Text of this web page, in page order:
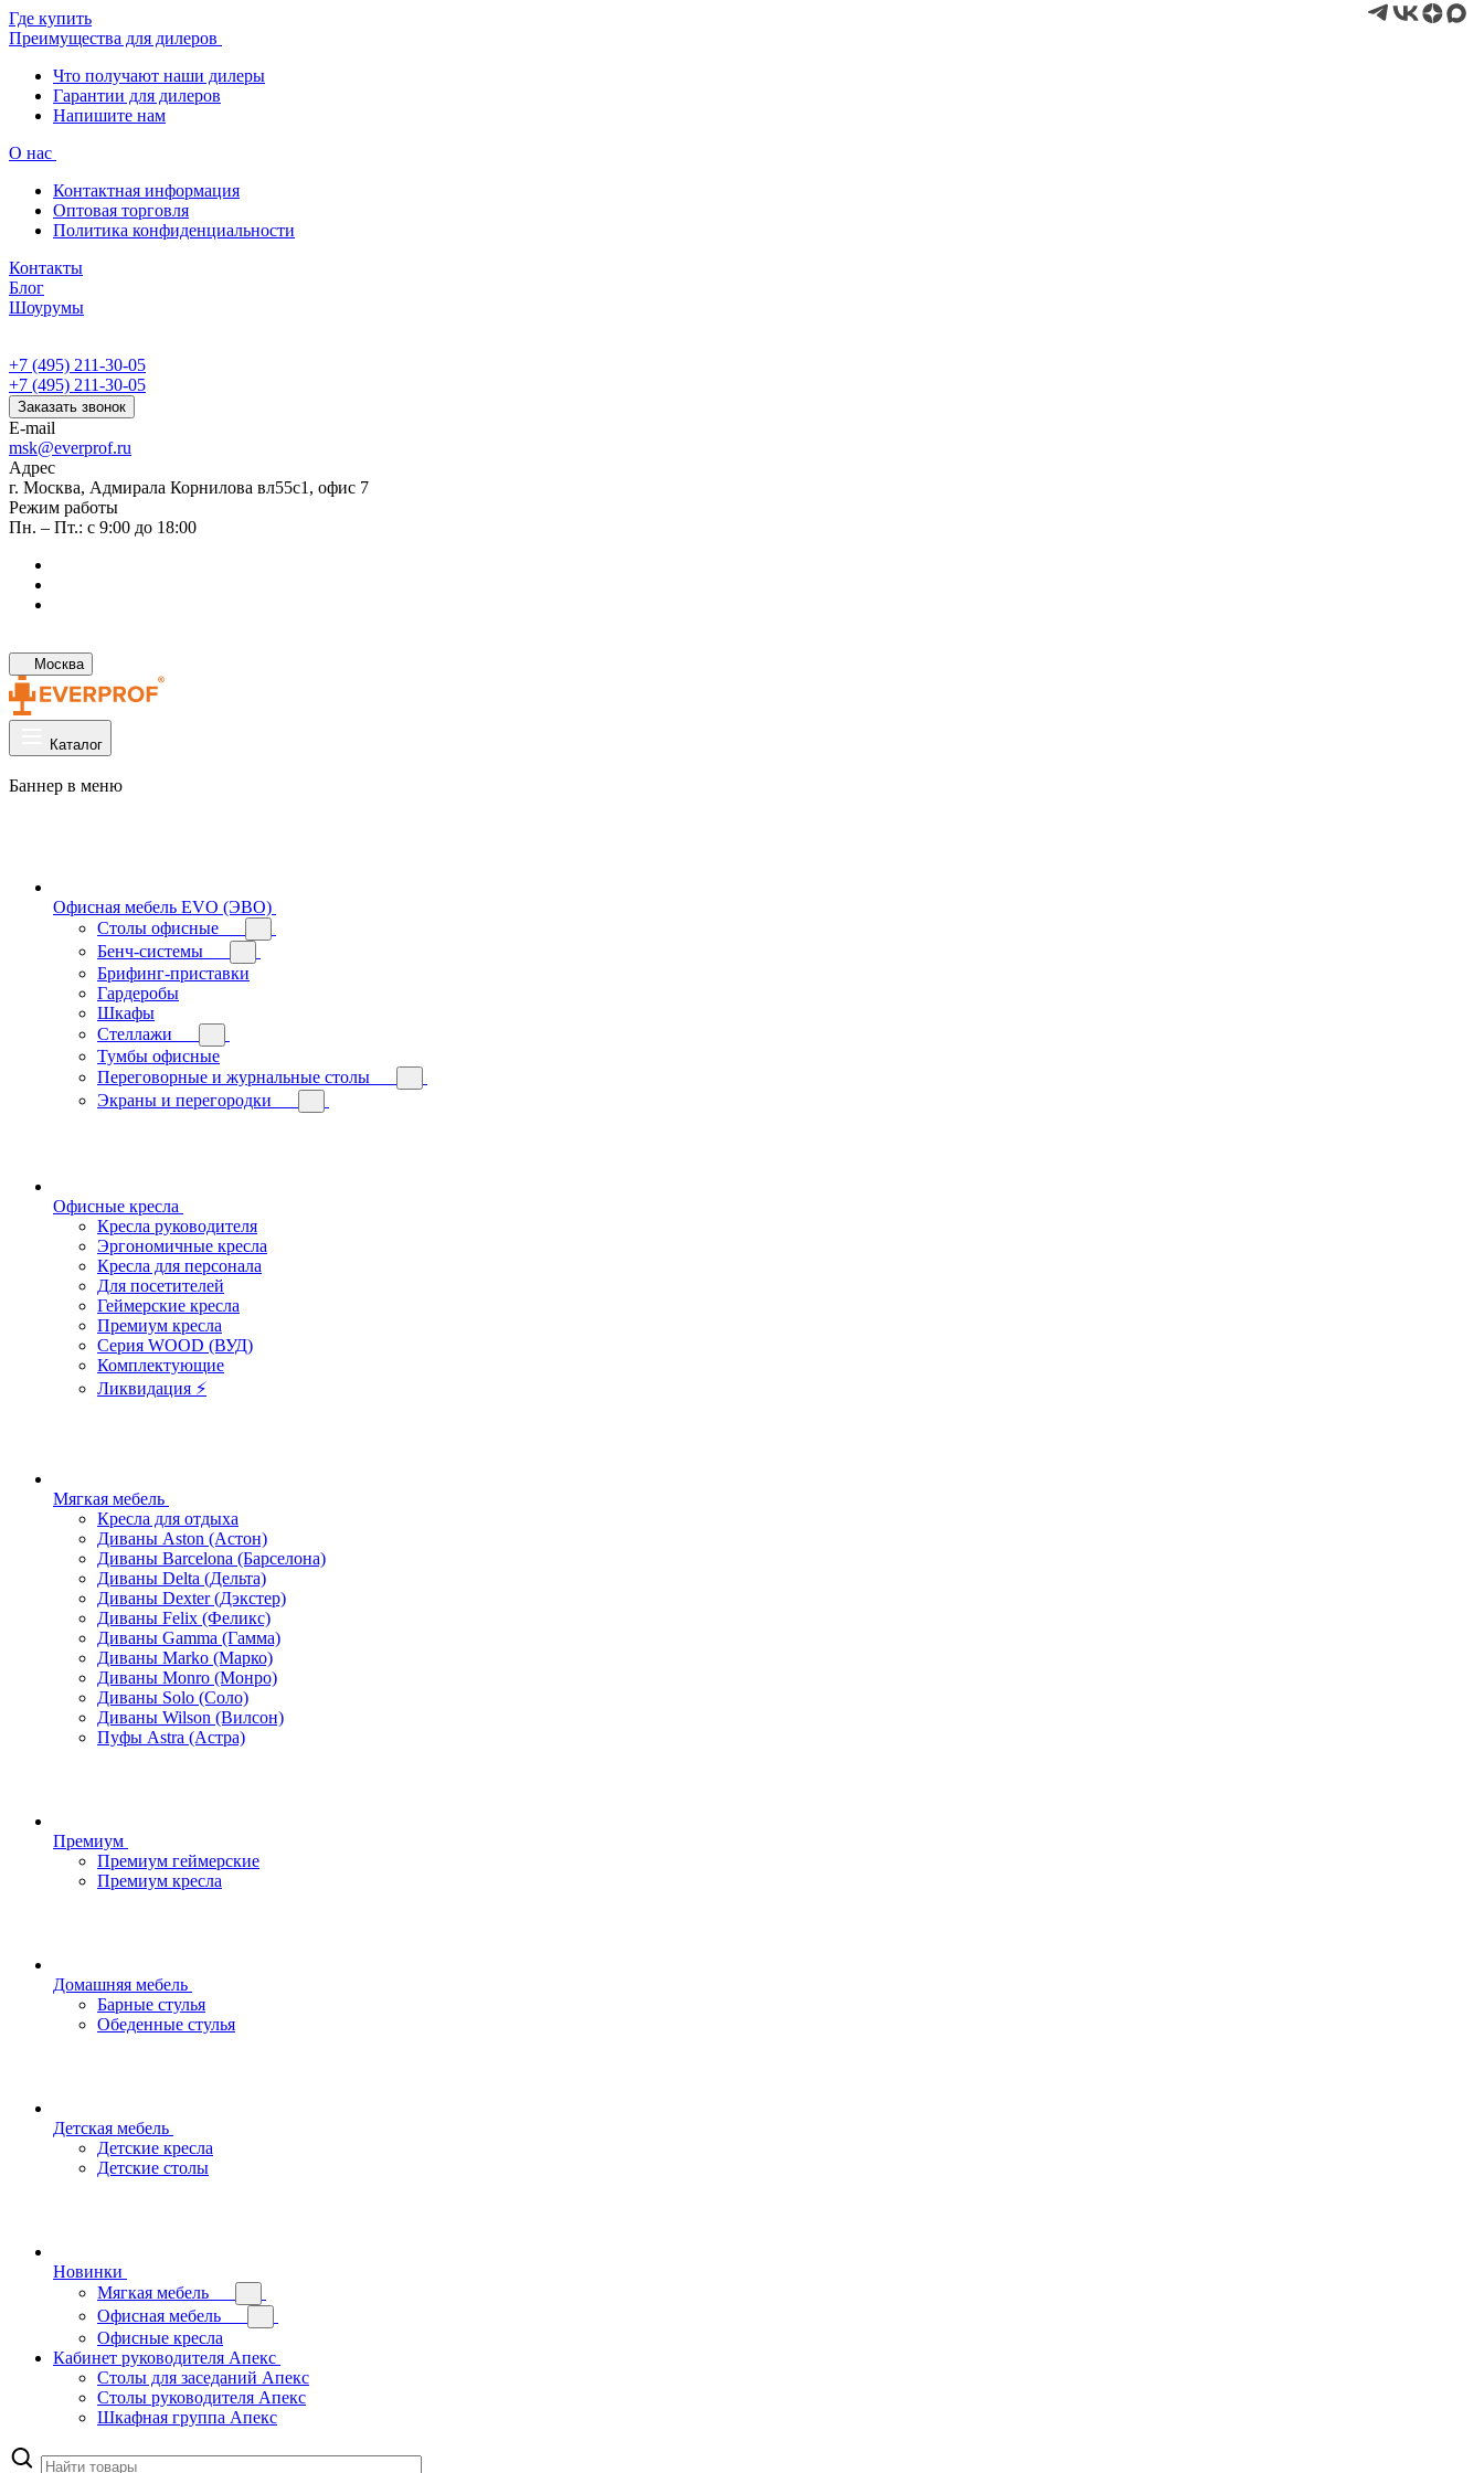
Где купить
Преимущества для дилеров
Что получают наши дилеры
Гарантии для дилеров
Напишите нам
О нас
Контактная информация
Оптовая торговля
Политика конфиденциальности
Контакты
Блог
Шоурумы
+7 (495) 211-30-05
+7 (495) 211-30-05
Заказать звонок
E-mail
msk@everprof.ru
Адрес
г. Москва, Адмирала Корнилова вл55с1, офис 7
Режим работы
Пн. – Пт.: с 9:00 до 18:00
Москва
Каталог
Баннер в меню
Офисная мебель EVO (ЭВО)
Cтолы офисные
Бенч-системы
Брифинг-приставки
Гардеробы
Шкафы
Стеллажи
Тумбы офисные
Переговорные и журнальные столы
Экраны и перегородки
Офисные кресла
Кресла руководителя
Эргономичные кресла
Кресла для персонала
Для посетителей
Геймерские кресла
Премиум кресла
Серия WOOD (ВУД)
Комплектующие
Ликвидация ⚡
Мягкая мебель
Кресла для отдыха
Диваны Aston (Астон)
Диваны Barcelona (Барселона)
Диваны Delta (Дельта)
Диваны Dexter (Дэкстер)
Диваны Felix (Феликс)
Диваны Gamma (Гамма)
Диваны Marko (Марко)
Диваны Monro (Монро)
Диваны Solo (Соло)
Диваны Wilson (Вилсон)
Пуфы Astra (Астра)
Премиум
Премиум геймерские
Премиум кресла
Домашняя мебель
Барные стулья
Обеденные стулья
Детская мебель
Детские кресла
Детские столы
Новинки
Мягкая мебель
Офисная мебель
Офисные кресла
Кабинет руководителя Апекс
Столы для заседаний Апекс
Столы руководителя Апекс
Шкафная группа Апекс